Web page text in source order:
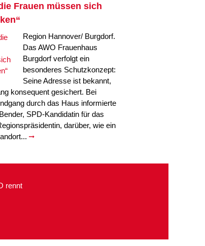
Frauen müssen sich
Region Hannover/ Burgdorf.
Das AWO Frauenhaus
Burgdorf verfolgt ein
besonderes Schutzkonzept:
Seine Adresse ist bekannt,
konsequent gesichert. Bei
durch das Haus informierte
SPD-Kandidatin für das
darüber, wie ein
rennt